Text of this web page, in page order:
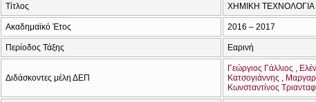
Τίτλος ΧΗΜΙΚΗ ΤΕΧΝΟΛΟΓΙΑ
Ακαδημαϊκό Έτος 2016 – 2017
Περίοδος Τάξης Εαρινή
Διδάσκοντες μέλη ΔΕΠ
Γεώργιος Γάλλιος
Κατσογιάννης
Κωνσταντίνος